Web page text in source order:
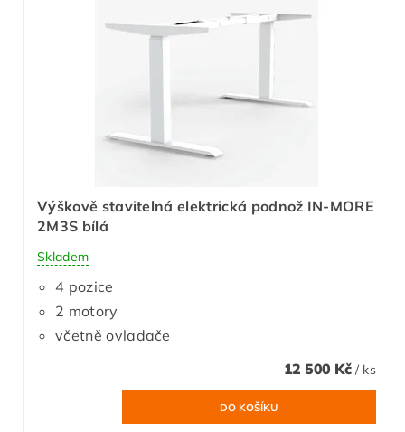
Výškově stavitelná elektrická podnož IN-MORE
2M3S bílá
Skladem
4 pozice
2 motory
včetně ovladače
12 500 Kč / ks